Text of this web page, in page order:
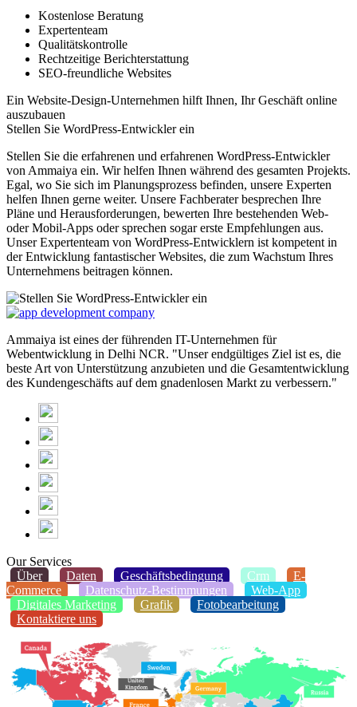
Kostenlose Beratung
Expertenteam
Qualitätskontrolle
Rechtzeitige Berichterstattung
SEO-freundliche Websites
Ein Website-Design-Unternehmen hilft Ihnen, Ihr Geschäft online
auszubauen
Stellen Sie WordPress-Entwickler ein
Stellen Sie die erfahrenen und erfahrenen WordPress-Entwickler
von Ammaiya ein. Wir helfen Ihnen während des gesamten Projekts.
Egal, wo Sie sich im Planungsprozess befinden, unsere Experten
helfen Ihnen gerne weiter. Unsere Fachberater besprechen Ihre
Pläne und Herausforderungen, bewerten Ihre bestehenden Web-
oder Mobil-Apps oder sprechen sogar erste Empfehlungen aus.
Unser Expertenteam von WordPress-Entwicklern ist kompetent in
der Entwicklung fantastischer Websites, die zum Wachstum Ihres
Unternehmens beitragen können.
Ammaiya ist eines der führenden IT-Unternehmen für
Webentwicklung in Delhi NCR. "Unser endgültiges Ziel ist es, die
beste Art von Unterstützung anzubieten und die Gesamtentwicklung
des Kundengeschäfts auf dem gnadenlosen Markt zu verbessern."
Our Services
Über
Daten Geschäftsbedingung Crm
E-
Commerce
Datenschutz-Bestimmungen
Web-App
Digitales Marketing
Grafik
Fotobearbeitung
Kontaktiere uns